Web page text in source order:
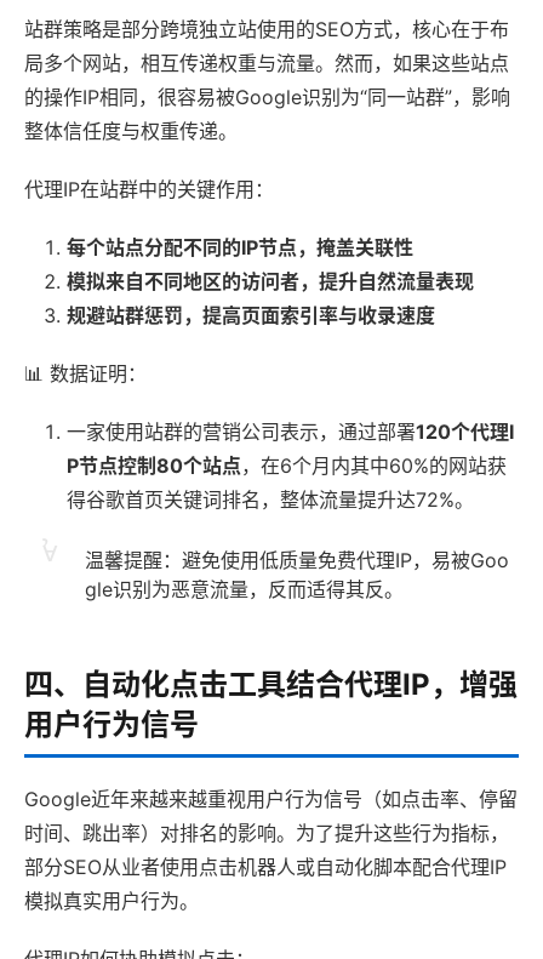
站群策略是部分跨境独立站使用的SEO方式，核心在于布
局多个网站，相互传递权重与流量。然而，如果这些站点
的操作IP相同，很容易被Google识别为“同一站群”，影响
整体信任度与权重传递。
代理IP在站群中的关键作用：
每个站点分配不同的IP节点，掩盖关联性
模拟来自不同地区的访问者，提升自然流量表现
规避站群惩罚，提高页面索引率与收录速度
📊 数据证明：
一家使用站群的营销公司表示，通过部署120个代理I
P节点控制80个站点，在6个月内其中60%的网站获
得谷歌首页关键词排名，整体流量提升达72%。
温馨提醒：避免使用低质量免费代理IP，易被Goo
gle识别为恶意流量，反而适得其反。
四、自动化点击工具结合代理IP，增强
用户行为信号
Google近年来越来越重视用户行为信号（如点击率、停留
时间、跳出率）对排名的影响。为了提升这些行为指标，
部分SEO从业者使用点击机器人或自动化脚本配合代理IP
模拟真实用户行为。